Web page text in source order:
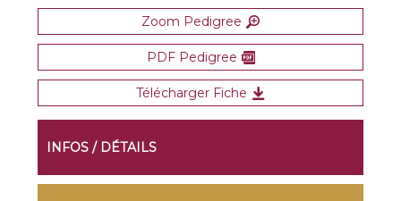
Zoom Pedigree
PDF Pedigree
Télécharger Fiche
INFOS / DÉTAILS